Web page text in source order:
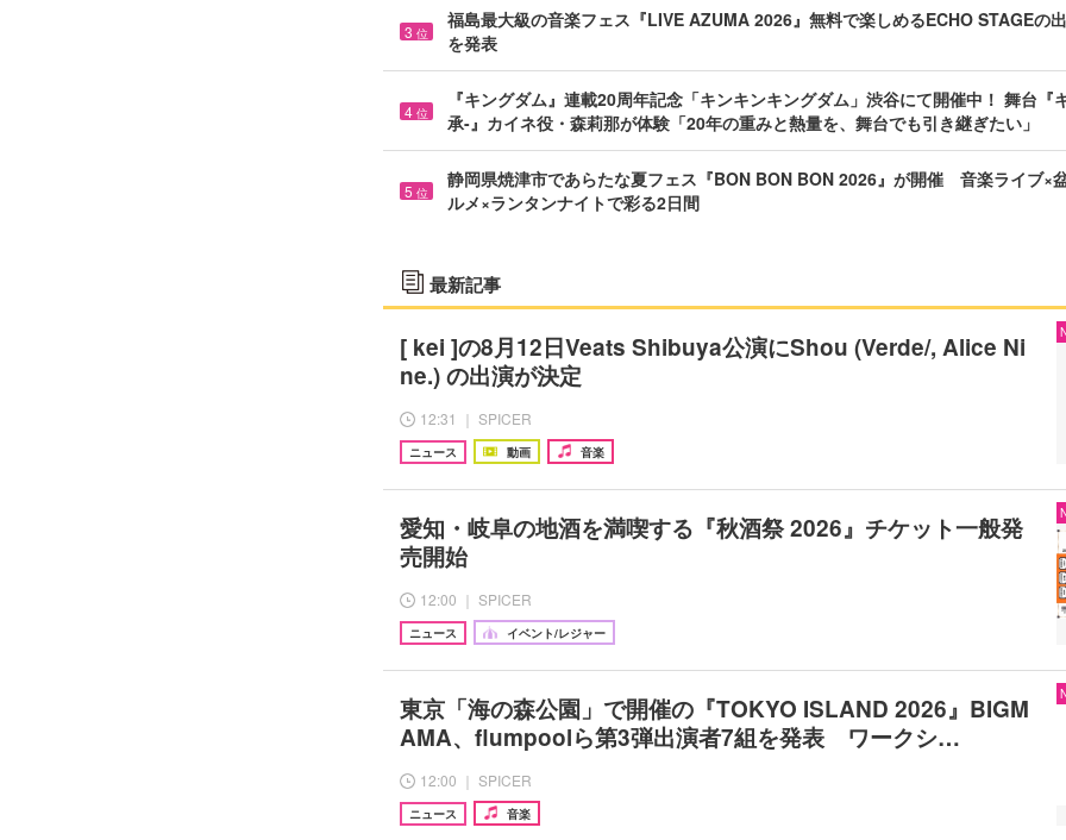
3 位
福島最大級の音楽フェス『LIVE AZUMA 2026』無料で楽しめるECHO STAGEの
を発表
4 位
『キングダム』連載20周年記念「キンキンキングダム」渋谷にて開催中！ 舞台
承-』カイネ役・森莉那が体験「20年の重みと熱量を、舞台でも引き継ぎたい」
5 位
静岡県焼津市であらたな夏フェス『BON BON BON 2026』が開催 音楽ライブ×
ルメ×ランタンナイトで彩る2日間
最新記事
[ kei ]の8月12日Veats Shibuya公演にShou (Verde/, Alice Ni
ne.) の出演が決定
12:31 ｜ SPICER
ニュース 動画 音楽
愛知・岐阜の地酒を満喫する『秋酒祭 2026』チケット一般発
売開始
12:00 ｜ SPICER
ニュース イベント/レジャー
東京「海の森公園」で開催の『TOKYO ISLAND 2026』BIGM
AMA、flumpoolら第3弾出演者7組を発表 ワークシ…
12:00 ｜ SPICER
ニュース 音楽